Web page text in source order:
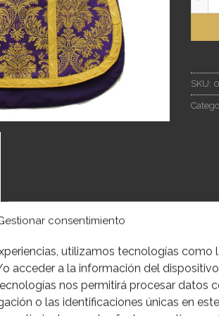
consentimiento
utilizamos tecnologías como
acceder a la información del
nos permitirá procesar datos
o las identificaciones únicas en
SKU:
ADICIONAL
antiguo realizada en brocado de